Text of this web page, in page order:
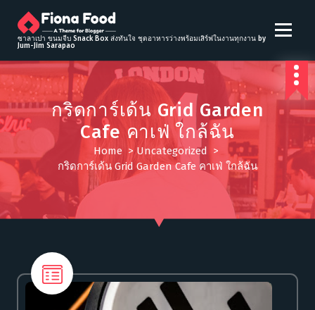
t
o
c
o
n
e
t
ซาลาเปา ขนมจีบ Snack Box ส่งทันใจ ชุดอาหารว่างพร้อมเสิร์ฟในงานทุกงาน by
Jum-Jim Sarapao
กริดการ์เด้น Grid Garden
Cafe คาเฟ่ ใกล้ฉัน
Home > Uncategorized
>
กริดการ์เด้น Grid Garden Cafe คาเฟ่ ใกล้ฉัน